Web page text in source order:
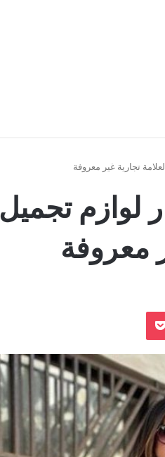
تجارية غير معروفة
لوازم تجميل
معروفة
بوكيت